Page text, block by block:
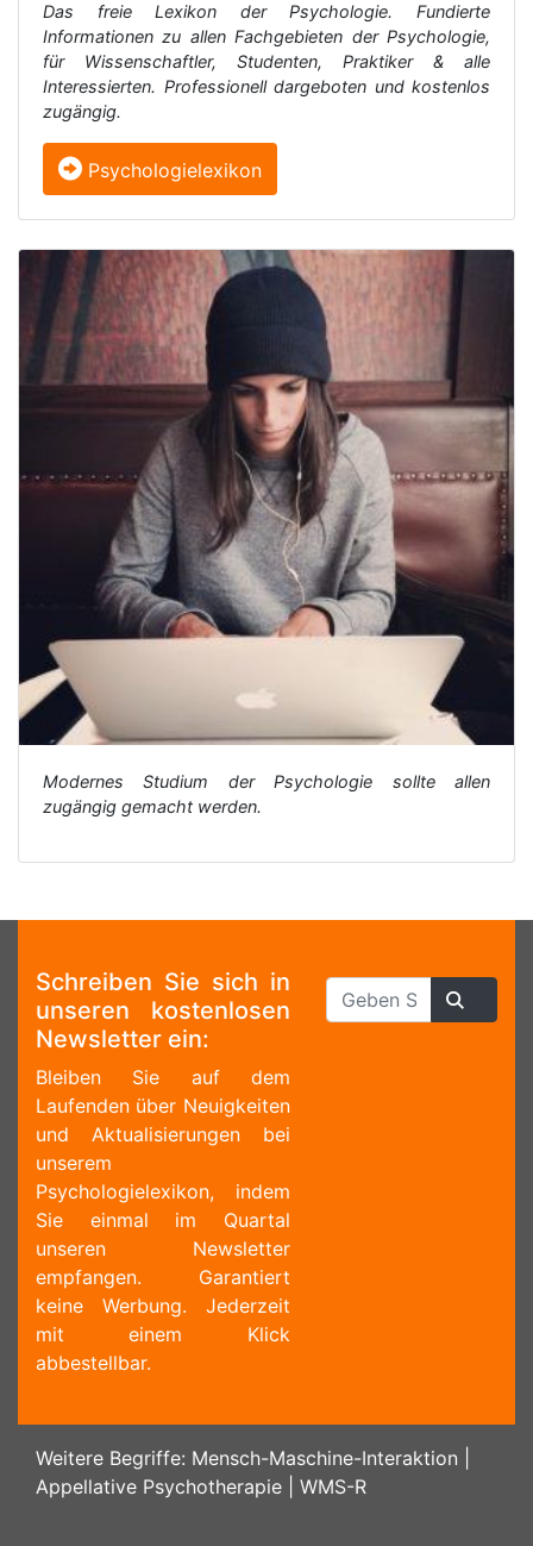
Das freie Lexikon der Psychologie. Fundierte
Informationen zu allen Fachgebieten der Psychologie,
für Wissenschaftler, Studenten, Praktiker & alle
Interessierten. Professionell dargeboten und kostenlos
zugängig.
Psychologielexikon
Modernes Studium der Psychologie sollte allen
zugängig gemacht werden.
Schreiben Sie sich in
unseren kostenlosen
Newsletter ein:
Bleiben Sie auf dem
Laufenden über Neuigkeiten
und Aktualisierungen bei
unserem
Psychologielexikon, indem
Sie einmal im Quartal
unseren Newsletter
empfangen. Garantiert
keine Werbung. Jederzeit
mit einem Klick
abbestellbar.
Weitere Begriffe: Mensch-Maschine-Interaktion
Appellative Psychotherapie
WMS-R